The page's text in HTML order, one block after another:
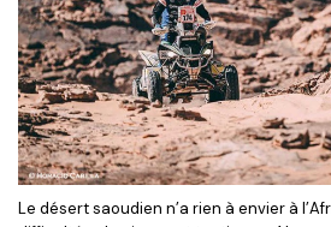
Le désert saoudien n’a rien à envier à